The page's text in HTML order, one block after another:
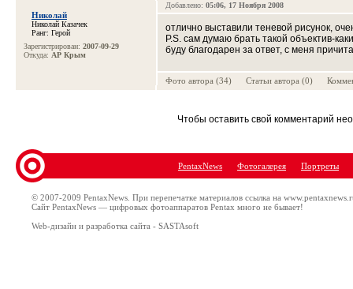
Николай
Николай Казачек
Ранг: Герой
Зарегистрирован: 2007-09-29
Откуда: АР Крым
Добавлено: 05:06, 17 Ноября 2008
отлично выставили теневой рисунок,
P.S. сам думаю брать такой объектив-
буду благодарен за ответ, с меня
Фото автора (34) Cтатьи автора (0)
Чтобы оставить свой комментарий
PentaxNews Фотогалерея Портреты
© 2007-2009 PentaxNews. При перепечатке материалов ссылка на
Сайт PentaxNews — цифровых фотоаппаратов Pentax много не бывает!
Web-дизайн и разработка сайта - SASTAsoft